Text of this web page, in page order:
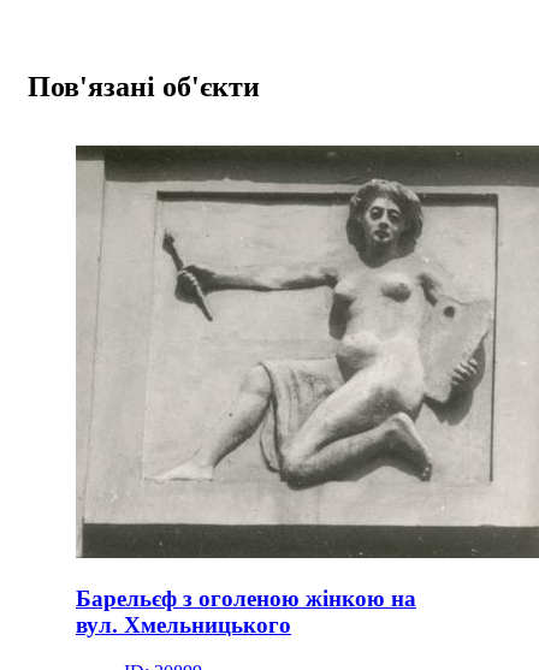
Пов'язані об'єкти
Барельєф з оголеною жінкою на
вул. Хмельницького